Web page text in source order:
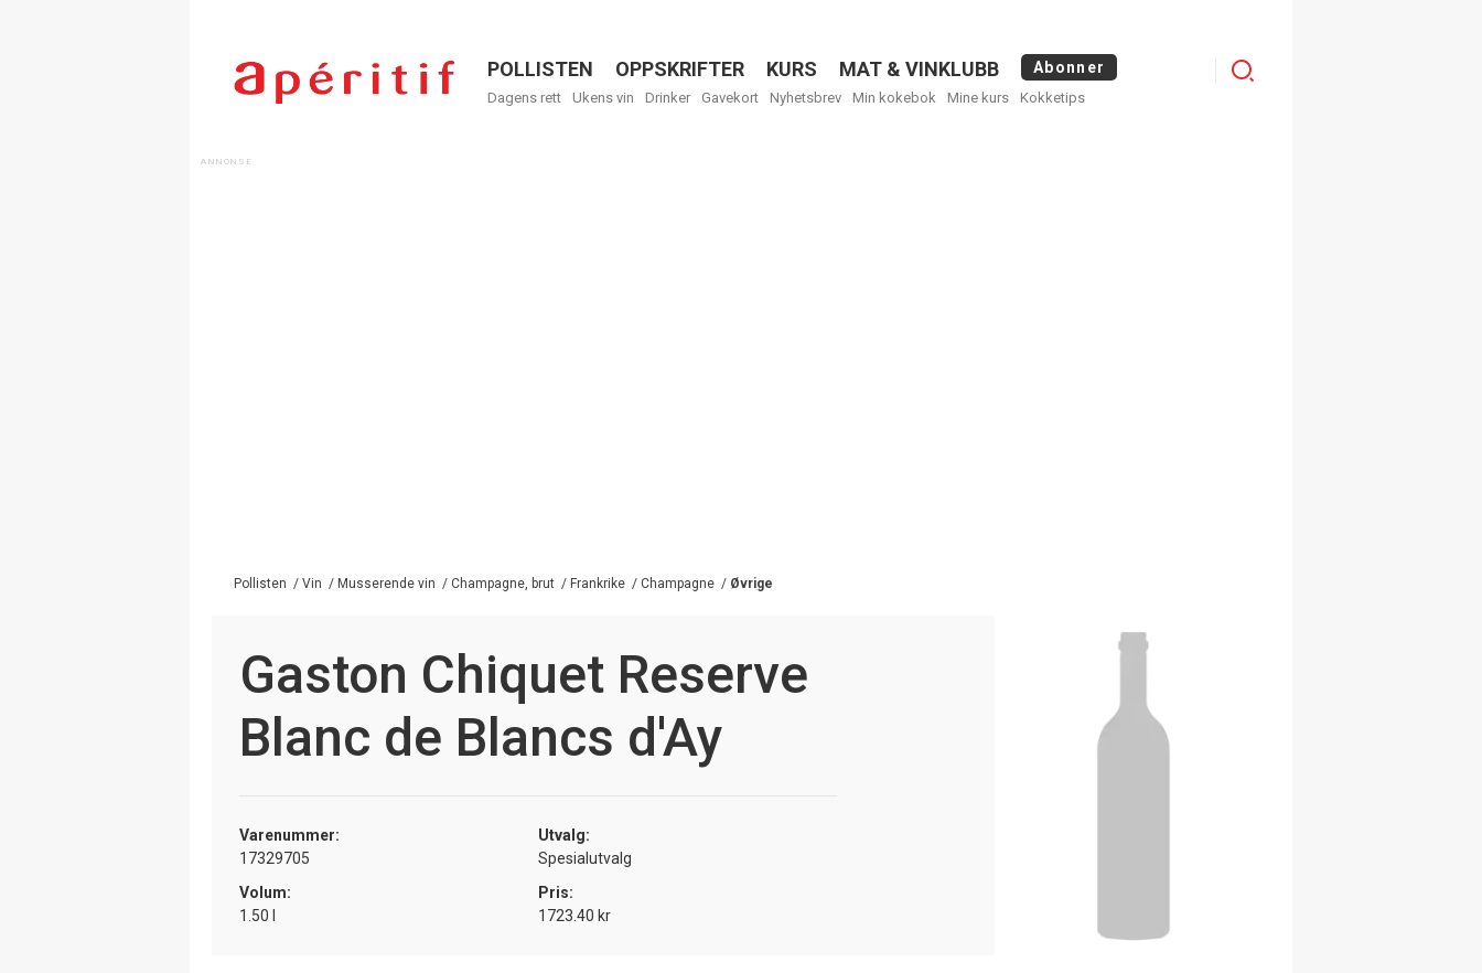
Menu
POLLISTEN OPPSKRIFTER KURS MAT & VINKLUBB Abonner
Dagens rett Ukens vin Drinker Gavekort Nyhetsbrev Min kokebok Mine kurs Kokketips
Menu
Pollisten / Vin / Musserende vin / Champagne, brut / Frankrike / Champagne / Øvrige
Gaston Chiquet Reserve
Blanc de Blancs d'Ay
Varenummer:
17329705
Utvalg:
Spesialutvalg
Volum:
1.50 l
Pris:
1723.40 kr